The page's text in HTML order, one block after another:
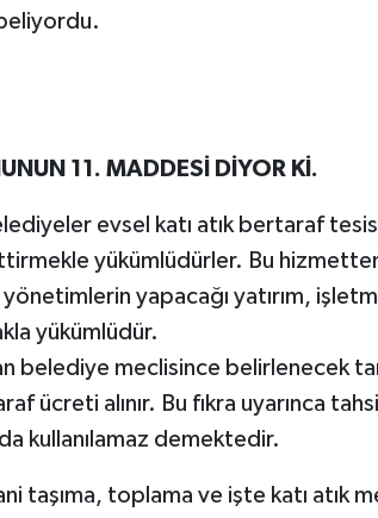
11. MADDESİ DİYOR Kİ.
evsel katı atık bertaraf
yükümlüdürler. Bu
yapacağı yatırım,
yükümlüdür.
belediye meclisince belirlenecek
ücreti alınır. Bu fıkra uyarınca
kullanılamaz demektedir.
taşıma, toplama ve işte katı atık